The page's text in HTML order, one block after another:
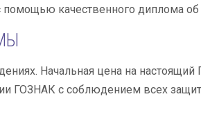
качественного диплома об
Начальная цена на настоящий
ГОЗНАК с соблюдением всех